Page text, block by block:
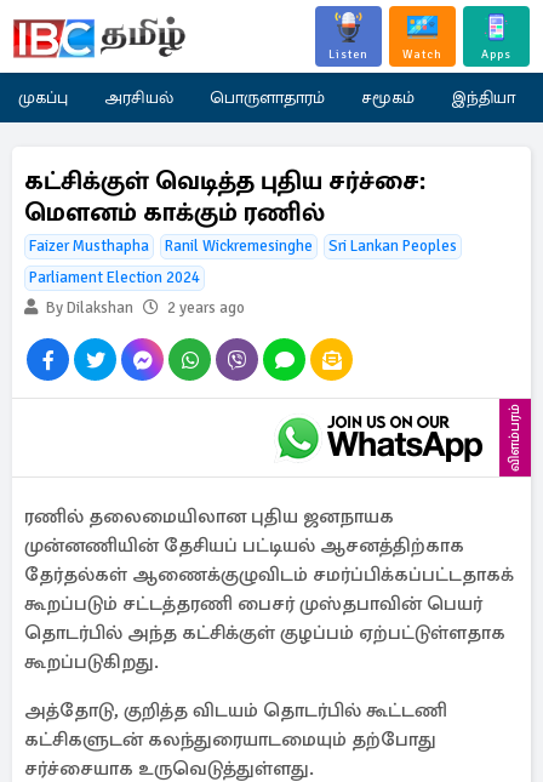
Listen Watch Apps
முகப்பு அரசியல் பொருளாதாரம் சமூகம் இந்தியா
கட்சிக்குள் வெடித்த புதிய சர்ச்சை:
மௌனம் காக்கும் ரணில்
Faizer Musthapha Ranil Wickremesinghe
Sri Lankan Peoples
Parliament Election 2024
By Dilakshan
2 years ago
விளம்பரம்
ரணில் தலைமையிலான புதிய ஜனநாயக
முன்னணியின் தேசியப் பட்டியல் ஆசனத்திற்காக
தேர்தல்கள் ஆணைக்குழுவிடம் சமர்ப்பிக்கப்பட்டதாகக்
கூறப்படும் சட்டத்தரணி பைசர் முஸ்தபாவின் பெயர்
தொடர்பில் அந்த கட்சிக்குள் குழப்பம் ஏற்பட்டுள்ளதாக
கூறப்படுகிறது.
அத்தோடு, குறித்த விடயம் தொடர்பில் கூட்டணி
கட்சிகளுடன் கலந்துரையாடமையும் தற்போது
சர்ச்சையாக உருவெடுத்துள்ளது.